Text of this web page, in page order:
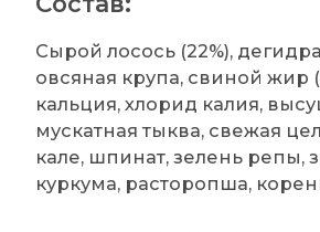
Сырой лосось (22%),
овсяная крупа, свиной жир
кальция, хлорид калия,
мускатная тыква, свежая
кале, шпинат, зелень репы,
куркума, расторопша,